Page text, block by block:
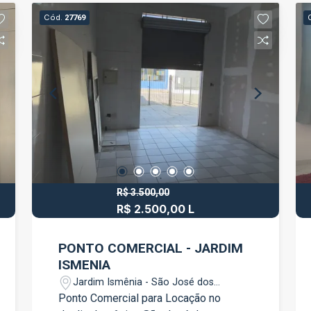
Cód. 27769
R$ 3.500,00
R$ 2.500,00 L
PONTO COMERCIAL - JARDIM
ISMENIA
Jardim Ismênia - São José dos
Campos/SP
Ponto Comercial para Locação no